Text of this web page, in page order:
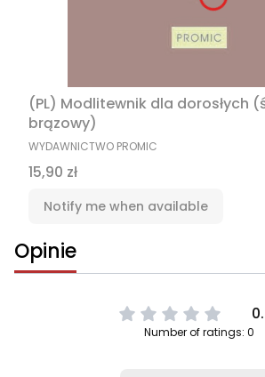
(PL) Modlitewnik dla dorosłych
brązowy)
MANUFACTURER
WYDAWNICTWO PROMIC
Price
15,90 zł
Notify me when available
Opinie
Number of ratings: 0